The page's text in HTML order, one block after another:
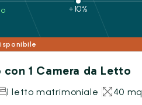
+10%
1 Camera da Letto
1 letto matrimoniale 40 mq